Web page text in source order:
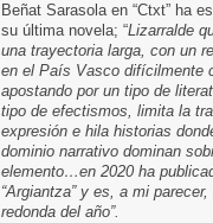
Beñat Sarasola en “Ctxt” ha
su última novela; “Lizarralde
una trayectoria larga, con un
en el País Vasco difícilmente
apostando por un tipo de
tipo de efectismos, limita la
expresión e hila historias
dominio narrativo dominan
elemento…en 2020 ha
“Argiantza” y es, a mi
redonda del año”.